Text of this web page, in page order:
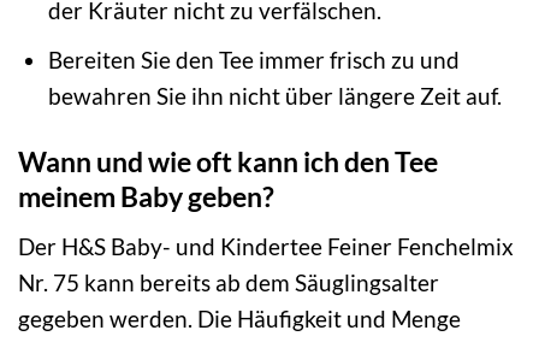
der Kräuter nicht zu verfälschen.
Bereiten Sie den Tee immer frisch zu und
bewahren Sie ihn nicht über längere Zeit auf.
Wann und wie oft kann ich den Tee
meinem Baby geben?
Der H&S Baby- und Kindertee Feiner Fenchelmix
Nr. 75 kann bereits ab dem Säuglingsalter
gegeben werden. Die Häufigkeit und Menge